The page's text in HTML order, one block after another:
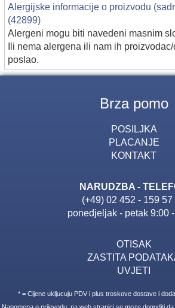
Alergijske informacije o proizvodu
(42899)
Alergeni mogu biti navedeni masnim
Ili nema alergena ili nam ih
poslao.
Brza pomo
POSILJKA
PLACANJE
KONTAKT
NARUDZBA -
(+49) 02 452 - 159 57
ponedjeljak - petak 9:00
OTISAK
ZASTITA
UVJETI
* = Cijene ukljucuju PDV i plus troskove dostave i